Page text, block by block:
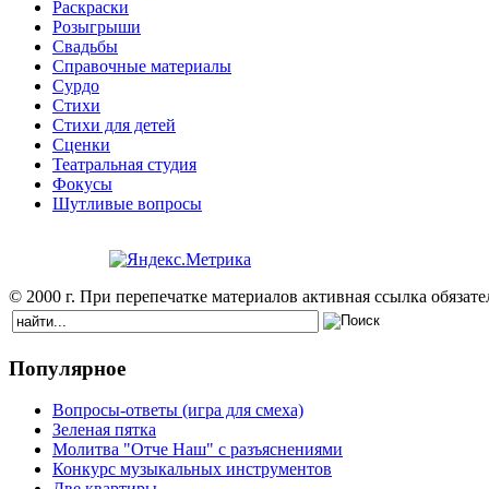
Раскраски
Розыгрыши
Свадьбы
Справочные материалы
Сурдо
Стихи
Стихи для детей
Сценки
Театральная студия
Фокусы
Шутливые вопросы
© 2000 г. При перепечатке материалов активная ссылка
Популярное
Вопросы-ответы (игра для смеха)
Зеленая пятка
Молитва "Отче Наш" с разъяснениями
Конкурс музыкальных инструментов